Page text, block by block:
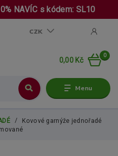
NAVÍC s kódem: SL10
Menu
CZK
0
0,00 Kč
Kovové garnýže jednořadé